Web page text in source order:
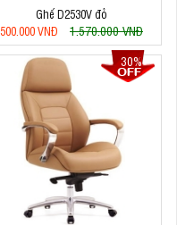
Ghế D2530V đỏ
500.000 VNĐ
1.570.000 VNĐ
30%